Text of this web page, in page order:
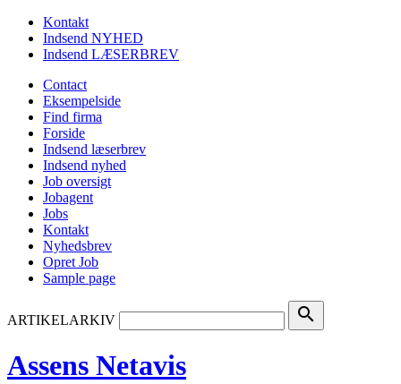
Kontakt
Indsend NYHED
Indsend LÆSERBREV
Contact
Eksempelside
Find firma
Forside
Indsend læserbrev
Indsend nyhed
Job oversigt
Jobagent
Jobs
Kontakt
Nyhedsbrev
Opret Job
Sample page
ARTIKELARKIV search
Assens Netavis